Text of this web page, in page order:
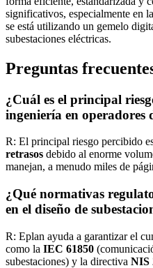
significativos, especialmente en
se está utilizando un gemelo
subestaciones eléctricas.
Preguntas
¿Cuál es el principal
ingeniería en operadores
R: El principal riesgo percibido
retrasos debido al enorme
manejan, a menudo miles de
¿Qué normativas
en el diseño de
R: Eplan ayuda a garantizar el
como la IEC 61850
subestaciones) y la directiva NIS